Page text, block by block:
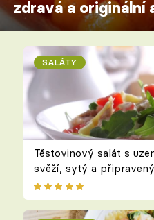
zdravá a
SALÁTY
Těstovinový salát s
svěží, sytý a